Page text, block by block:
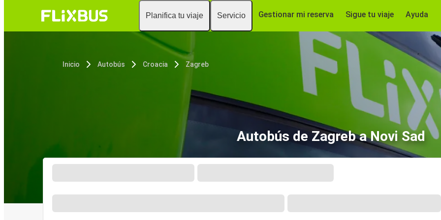
Planifica tu viaje Servicio Gestionar mi reserva Sigue tu viaje Ayuda
Inicio Autobús Croacia Zagreb
Autobús de Zagreb a Novi Sad